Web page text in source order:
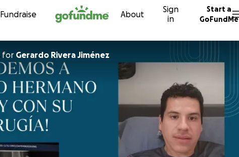
Skip to content
Fundraise About
Sign
in
Start a
GoFundMe
for Gerardo Rivera Jiménez